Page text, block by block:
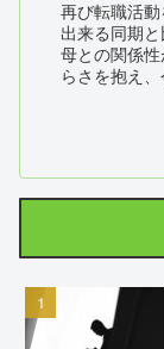
再び転職活動
出来る同期と
母との関係
らさを抱え、